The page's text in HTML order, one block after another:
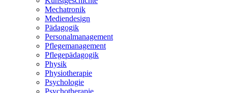
Mechatronik
Mediendesign
Pädagogik
Personalmanagement
Pflegemanagement
Pflegepädagogik
Physik
Physiotherapie
Psychologie
Psychotherapie